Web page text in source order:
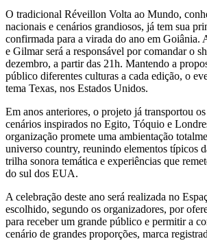
O tradicional Réveillon Volta ao Mundo,
nacionais e cenários grandiosos, já tem sua
confirmada para a virada do ano em Goiânia.
e Gilmar será a responsável por comandar o
dezembro, a partir das 21h. Mantendo a
público diferentes culturas a cada edição, o
tema Texas, nos Estados Unidos.
Em anos anteriores, o projeto já transportou os
cenários inspirados no Egito, Tóquio e
organização promete uma ambientação
universo country, reunindo elementos típicos
trilha sonora temática e experiências que
do sul dos EUA.
A celebração deste ano será realizada no
escolhido, segundo os organizadores, por
para receber um grande público e permitir a
cenário de grandes proporções, marca